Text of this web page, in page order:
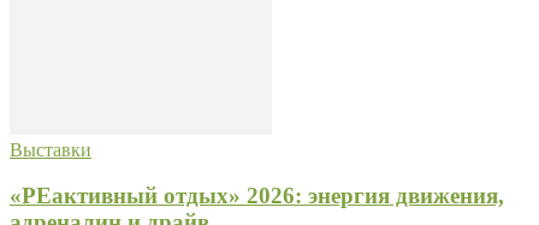
Выставки
«РЕактивный отдых» 2026: энергия движения,